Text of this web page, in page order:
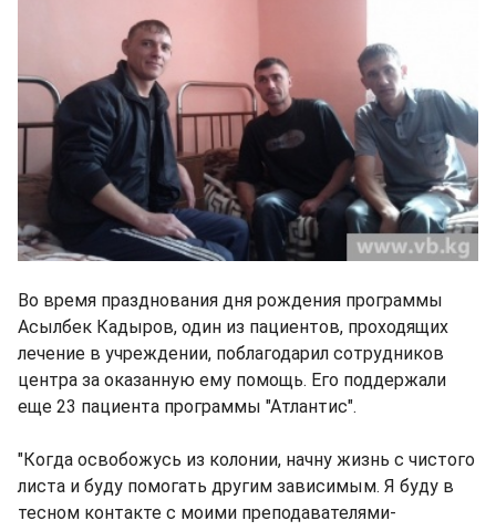
Во время празднования дня рождения программы
Асылбек Кадыров, один из пациентов, проходящих
лечение в учреждении, поблагодарил сотрудников
центра за оказанную ему помощь. Его поддержали
еще 23 пациента программы "Атлантис".
"Когда освобожусь из колонии, начну жизнь с чистого
листа и буду помогать другим зависимым. Я буду в
тесном контакте с моими преподавателями-